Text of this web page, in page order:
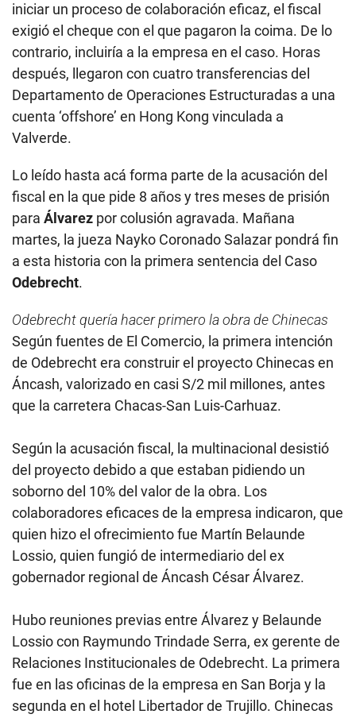
iniciar un proceso de colaboración eficaz, el fiscal
exigió el cheque con el que pagaron la coima. De lo
contrario, incluiría a la empresa en el caso. Horas
después, llegaron con cuatro transferencias del
Departamento de Operaciones Estructuradas a una
cuenta ‘offshore’ en Hong Kong vinculada a
Valverde.
Lo leído hasta acá forma parte de la acusación del
fiscal en la que pide 8 años y tres meses de prisión
para Álvarez por colusión agravada. Mañana
martes, la jueza Nayko Coronado Salazar pondrá fin
a esta historia con la primera sentencia del Caso
Odebrecht.
Odebrecht quería hacer primero la obra de Chinecas
​Según fuentes de El Comercio, la primera intención
de Odebrecht era construir el proyecto Chinecas en
Áncash, valorizado en casi S/2 mil millones, antes
que la carretera Chacas-San Luis-Carhuaz.
Según la acusación fiscal, la multinacional desistió
del proyecto debido a que estaban pidiendo un
soborno del 10% del valor de la obra. Los
colaboradores eficaces de la empresa indicaron, que
quien hizo el ofrecimiento fue Martín Belaunde
Lossio, quien fungió de intermediario del ex
gobernador regional de Áncash César Álvarez.
Hubo reuniones previas entre Álvarez y Belaunde
Lossio con Raymundo Trindade Serra, ex gerente de
Relaciones Institucionales de Odebrecht. La primera
fue en las oficinas de la empresa en San Borja y la
segunda en el hotel Libertador de Trujillo. Chinecas